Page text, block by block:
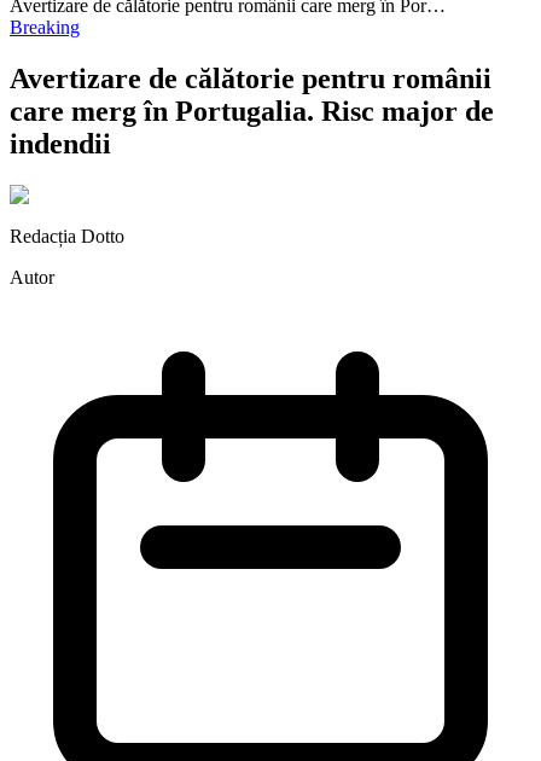
Avertizare de călătorie pentru românii care merg în Por…
Breaking
Avertizare de călătorie pentru românii
care merg în Portugalia. Risc major de
indendii
Redacția Dotto
Autor